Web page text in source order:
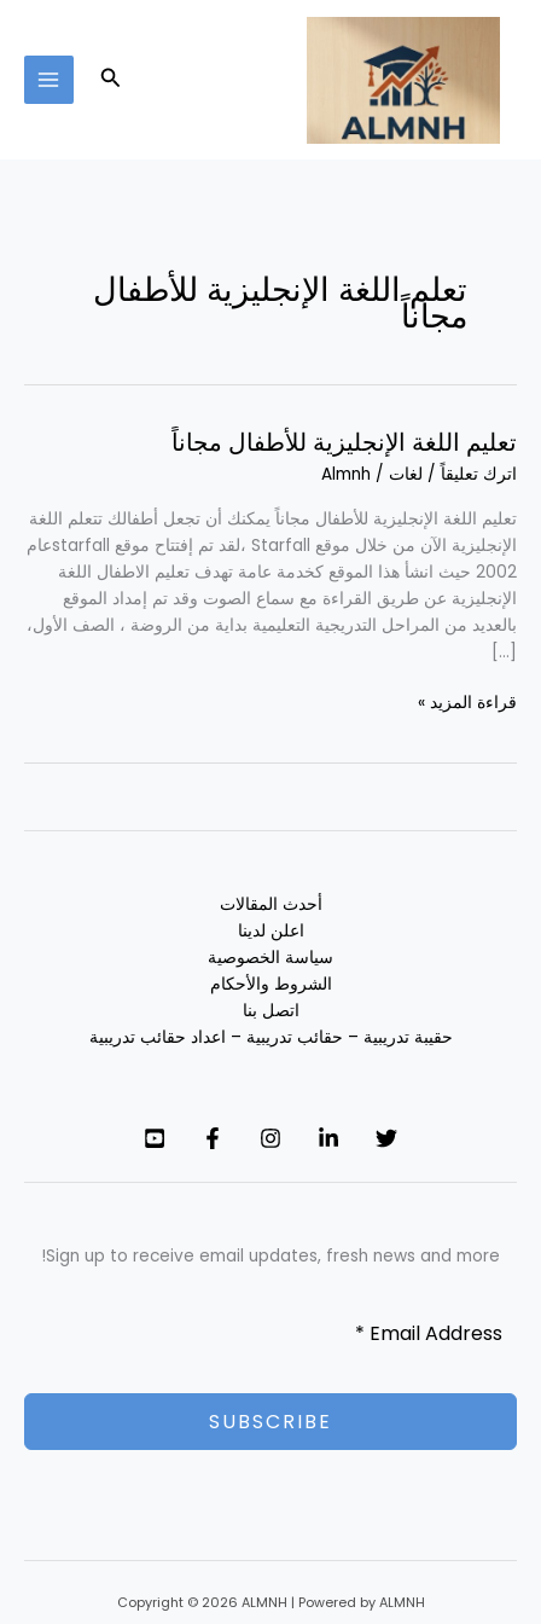
تخطي
البحث
تعلم اللغة الإنجليزية للأطفال
مجاناً
تعليم اللغة الإنجليزية للأطفال مجاناً
اترك تعليقاً / لغات /
Almnh
تعليم اللغة الإنجليزية للأطفال مجاناً يمكنك أن تجعل أطفالك تتعلم اللغة
الإنجليزية الآن من خلال موقع Starfall ،لقد تم إفتتاح موقع starfallعام
2002 حيث انشأ هذا الموقع كخدمة عامة تهدف تعليم الاطفال اللغة
الإنجليزية عن طريق القراءة مع سماع الصوت وقد تم إمداد الموقع
بالعديد من المراحل التدريجية التعليمية بداية من الروضة ، الصف الأول،
[…]
تعليم
اللغة
الإنجليزية
للأطفال
مجاناً
قراءة المزيد »
أحدث المقالات
اعلن لدينا
سياسة الخصوصية
الشروط والأحكام
اتصل بنا
حقيبة تدريبية – حقائب تدريبية – اعداد حقائب تدريبية
Sign up to receive email updates, fresh news and more!
SUBSCRIBE
Copyright © 2026 ALMNH | Powered by ALMNH